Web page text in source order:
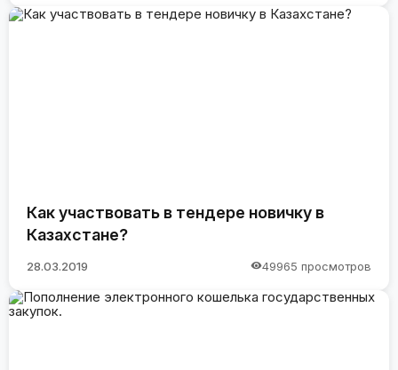
Как участвовать в тендере новичку в
Казахстане?
28.03.2019 49965 просмотров